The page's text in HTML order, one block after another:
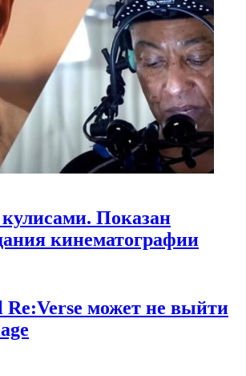
Показан
кинематографии
Re:Verse может не выйти